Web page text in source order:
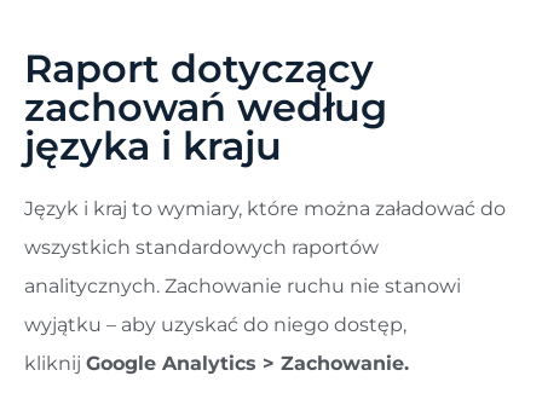
Raport dotyczący
zachowań według
języka i kraju
Język i kraj to wymiary, które można załadować do
wszystkich standardowych raportów
analitycznych. Zachowanie ruchu nie stanowi
wyjątku – aby uzyskać do niego dostęp,
kliknij Google Analytics > Zachowanie.